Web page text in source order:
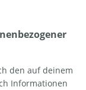
den auf deinem
Informationen